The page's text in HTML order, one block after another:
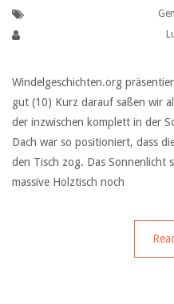
Windelgeschichten.org
gut (10) Kurz darauf saßen wir
der inzwischen komplett in der
Dach war so positioniert, dass
den Tisch zog. Das Sonnenlicht
massive Holztisch noch